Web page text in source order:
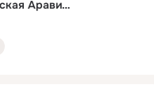
Отель Shebara Resort. Красное море, Саудовская Аравия.